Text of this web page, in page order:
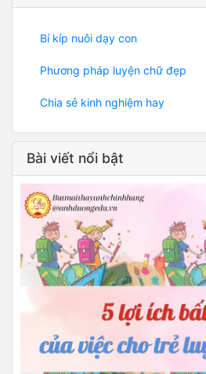
Bí kíp nuôi dạy con
Phương pháp luyện chữ đẹp
Chia sẻ kinh nghiệm hay
Bài viết nổi bật